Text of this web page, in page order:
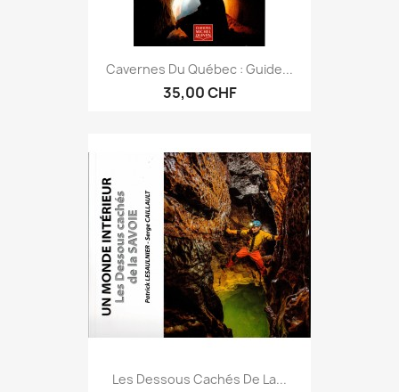
Cavernes Du Québec : Guide...
35,00 CHF
Les Dessous Cachés De La...